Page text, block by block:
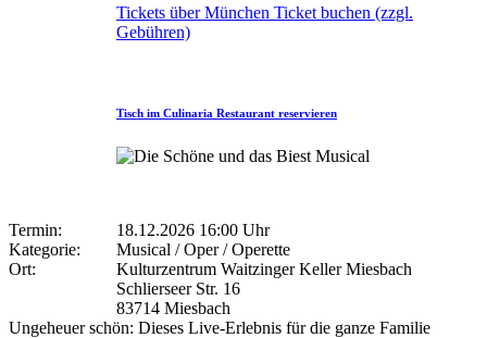
Tickets über München Ticket buchen (zzgl.
Gebühren)
Tisch im Culinaria Restaurant reservieren
Termin:
18.12.2026 16:00 Uhr
Kategorie:
Musical / Oper / Operette
Ort:
Kulturzentrum Waitzinger Keller Miesbach
Schlierseer Str. 16
83714 Miesbach
Ungeheuer schön: Dieses Live-Erlebnis für die ganze Familie